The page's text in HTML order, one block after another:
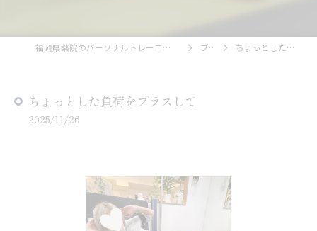
福岡県薬院のパーソナルトレーニングならBody Make Studio k.field ブログ ちょっとした負荷をプラスして
ちょっとした負荷をプラスして
2025/11/26